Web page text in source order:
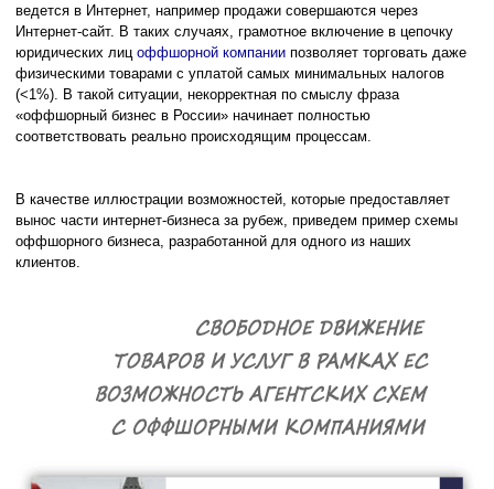
ведется в Интернет, например продажи совершаются через
Интернет-сайт. В таких случаях, грамотное включение в цепочку
юридических лиц оффшорной компании позволяет торговать даже
физическими товарами с уплатой самых минимальных налогов
(<1%). В такой ситуации, некорректная по смыслу фраза
«оффшорный бизнес в России» начинает полностью
соответствовать реально происходящим процессам.
В качестве иллюстрации возможностей, которые предоставляет
вынос части интернет-бизнеса за рубеж, приведем пример схемы
оффшорного бизнеса, разработанной для одного из наших
клиентов.